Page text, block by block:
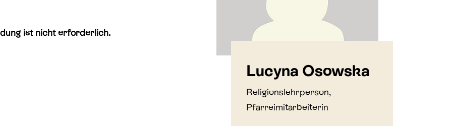
ist nicht erforderlich.
Lucyna Osowska
Religionslehrperson,
Pfarreimitarbeiterin